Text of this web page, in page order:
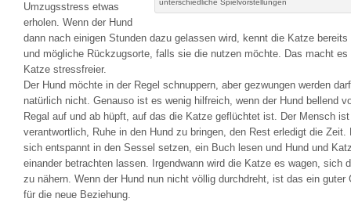
Umzugsstress etwas
erholen. Wenn der Hund
dann nach einigen Stunden dazu gelassen wird, kennt die Katze bereits
und mögliche Rückzugsorte, falls sie die nutzen möchte. Das macht es
Katze stressfreier.
Der Hund möchte in der Regel schnuppern, aber gezwungen werden
natürlich nicht. Genauso ist es wenig hilfreich, wenn der Hund bellend
Regal auf und ab hüpft, auf das die Katze geflüchtet ist. Der Mensch
verantwortlich, Ruhe in den Hund zu bringen, den Rest erledigt die Zeit.
sich entspannt in den Sessel setzen, ein Buch lesen und Hund und
einander betrachten lassen. Irgendwann wird die Katze es wagen, sich
zu nähern. Wenn der Hund nun nicht völlig durchdreht, ist das ein guter
für die neue Beziehung.